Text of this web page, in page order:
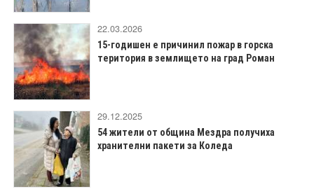
22.03.2026
15-годишен е причинил пожар в горска
територия в землището на град Роман
29.12.2025
54 жители от община Мездра получиха
хранителни пакети за Коледа